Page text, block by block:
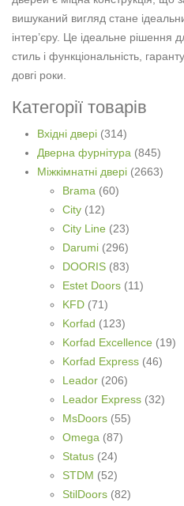
вишуканий вигляд стане
інтер’єру. Це ідеальне рішення
стиль і функціональність,
довгі роки.
Категорії товарів
Вхідні двері (314)
Дверна фурнітура (845)
Міжкімнатні двері (2663)
Brama (60)
City (12)
City Line (23)
Darumi (296)
DOORIS (83)
Estet Doors (11)
KFD (71)
Korfad (123)
Korfad Excellence (19)
Korfad Express (46)
Leador (206)
Leador Express (32)
MsDoors (55)
Omega (87)
Status (24)
STDM (52)
StilDoors (82)